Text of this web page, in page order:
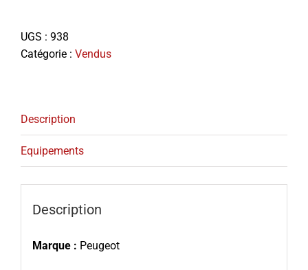
UGS : 938
Catégorie : Vendus
Description
Equipements
Description
Marque : Peugeot